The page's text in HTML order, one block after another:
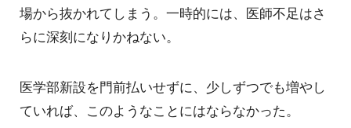
場から抜かれてしまう。一時的には、医師不足はさ
らに深刻になりかねない。
医学部新設を門前払いせずに、少しずつでも増やし
ていれば、このようなことにはならなかった。